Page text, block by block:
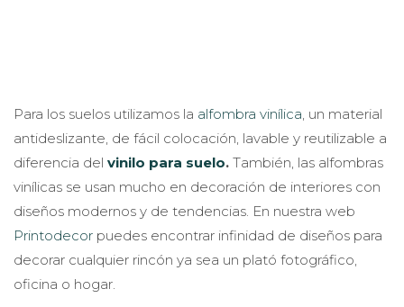
Para los suelos utilizamos la alfombra vinílica , un material
antideslizante, de fácil colocación, lavable y reutilizable a
diferencia del vinilo para suelo. También, las alfombras
vinílicas se usan mucho en decoración de interiores con
diseños modernos y de tendencias. En nuestra web
Printodecor puedes encontrar infinidad de diseños para
decorar cualquier rincón ya sea un plató fotográfico,
oficina o hogar.